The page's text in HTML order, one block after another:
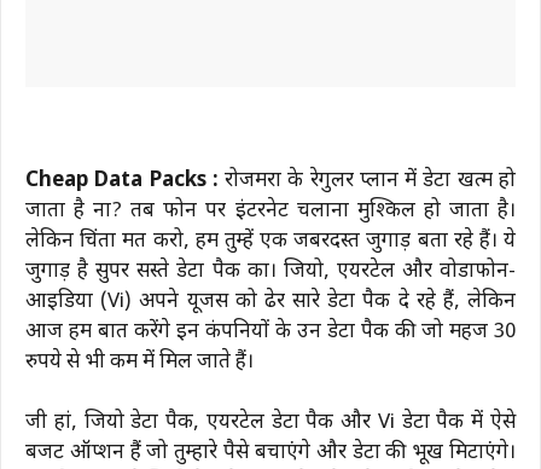
Cheap Data Packs : रोजमर्रा के रेगुलर प्लान में डेटा खत्म हो
जाता है ना? तब फोन पर इंटरनेट चलाना मुश्किल हो जाता है।
लेकिन चिंता मत करो, हम तुम्हें एक जबरदस्त जुगाड़ बता रहे हैं। ये
जुगाड़ है सुपर सस्ते डेटा पैक का। जियो, एयरटेल और वोडाफोन-
आइडिया (Vi) अपने यूजर्स को ढेर सारे डेटा पैक दे रहे हैं, लेकिन
आज हम बात करेंगे इन कंपनियों के उन डेटा पैक की जो महज 30
रुपये से भी कम में मिल जाते हैं।
जी हां, जियो डेटा पैक, एयरटेल डेटा पैक और Vi डेटा पैक में ऐसे
बजट ऑप्शन हैं जो तुम्हारे पैसे बचाएंगे और डेटा की भूख मिटाएंगे।